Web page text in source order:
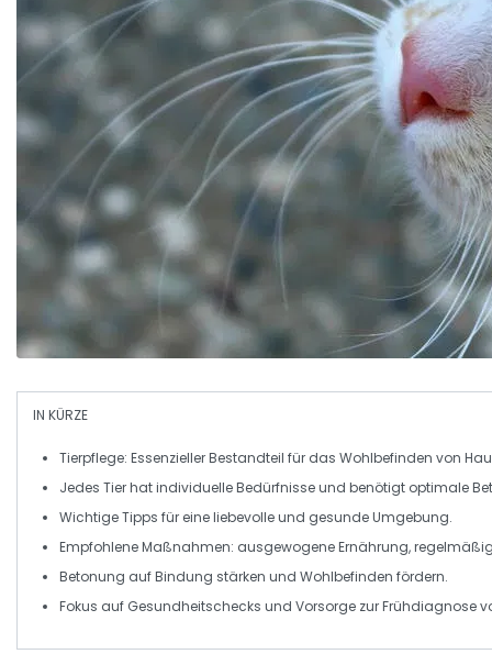
IN KÜRZE
Tierpflege: Essenzieller Bestandteil für das Wohlbefinden von
Jedes Tier hatindividuelle Bedürfnisseund benötigt optimale
Wichtige Tipps für eineliebevolleund gesunde Umgebung.
Empfohlene Maßnahmen: ausgewogene Ernährung,
Betonung aufBindung stärken und Wohlbefinden fördern.
Fokus auf Gesundheitschecks und Vorsorge zur Frühdiagnose